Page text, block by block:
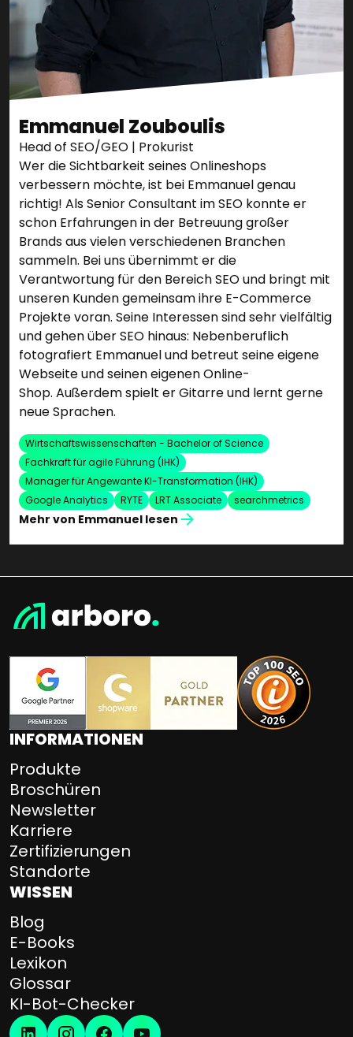
Emmanuel Zouboulis
Head of SEO/GEO | Prokurist
Wer die Sichtbarkeit seines Onlineshops
verbessern möchte, ist bei Emmanuel genau
richtig! Als Senior Consultant im SEO konnte er
schon Erfahrungen in der Betreuung großer
Brands aus vielen verschiedenen Branchen
sammeln. Bei uns übernimmt er die
Verantwortung für den Bereich SEO und bringt mit
unseren Kunden gemeinsam ihre E-Commerce
Projekte voran. Seine Interessen sind sehr vielfältig
und gehen über SEO hinaus: Nebenberuflich
fotografiert Emmanuel und betreut seine eigene
Webseite und seinen eigenen Online-
Shop. Außerdem spielt er Gitarre und lernt gerne
neue Sprachen.
Wirtschaftswissenschaften - Bachelor of Science
Fachkraft für agile Führung (IHK)
Manager für Angewante KI-Transformation (IHK)
Google Analytics
RYTE LRT Associate searchmetrics
Mehr von Emmanuel lesen
INFORMATIONEN
Produkte
Broschüren
Newsletter
Karriere
Zertifizierungen
Standorte
WISSEN
Blog
E-Books
Lexikon
Glossar
KI-Bot-Checker